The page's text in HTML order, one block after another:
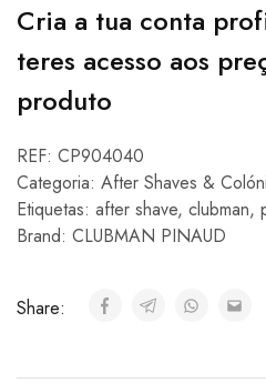
Cria a tua conta
teres acesso aos
produto
REF: CP904040
Categoria: After Shaves &
Etiquetas: after shave, clubman,
Brand: CLUBMAN PINAUD
Share: